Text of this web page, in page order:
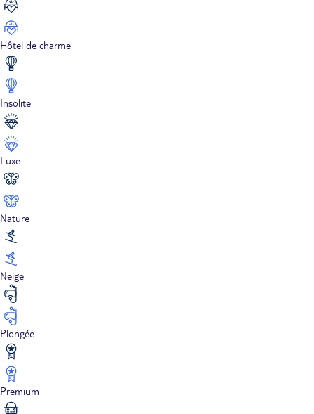
Hôtel de charme
Insolite
Luxe
Nature
Neige
Plongée
Premium